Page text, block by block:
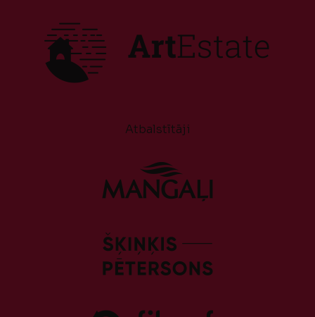
Atbalstītāji